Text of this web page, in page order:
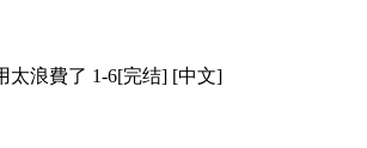
太浪費了 1-6[完结] [中文]